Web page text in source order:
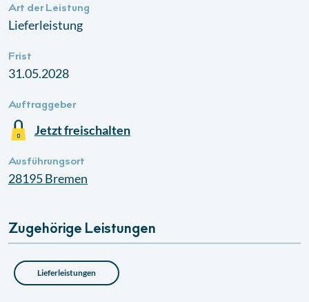
Art der Leistung
Lieferleistung
Frist
31.05.2028
Auftraggeber
Jetzt freischalten
Ausführungsort
28195Bremen
Zugehörige Leistungen
Lieferleistungen